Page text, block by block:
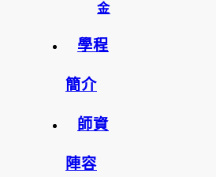
金
學程
簡介
師資
陣容